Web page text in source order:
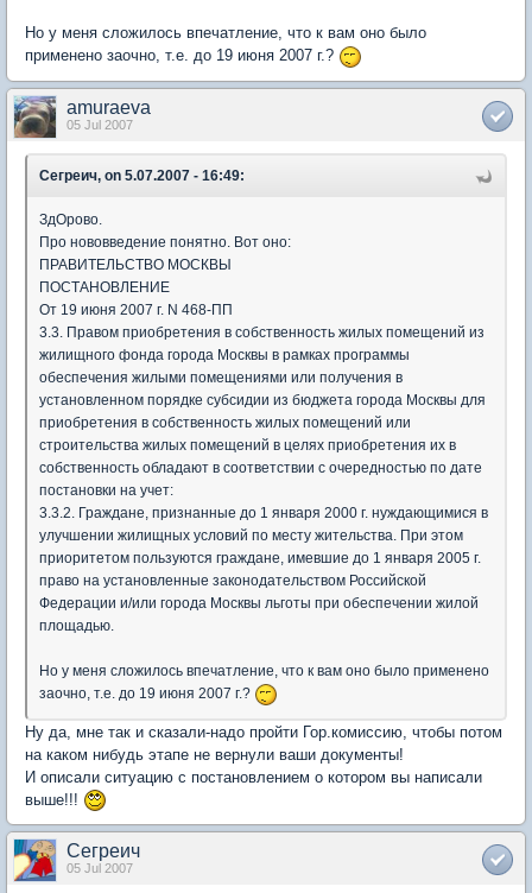
Но у меня сложилось впечатление, что к вам оно было
применено заочно, т.е. до 19 июня 2007 г.?
amuraeva
05 Jul 2007
Сегреич, on 5.07.2007 - 16:49:
ЗдОрово.
Про нововведение понятно. Вот оно:
ПРАВИТЕЛЬСТВО МОСКВЫ
ПОСТАНОВЛЕНИЕ
От 19 июня 2007 г. N 468-ПП
3.3. Правом приобретения в собственность жилых помещений из
жилищного фонда города Москвы в рамках программы
обеспечения жилыми помещениями или получения в
установленном порядке субсидии из бюджета города Москвы для
приобретения в собственность жилых помещений или
строительства жилых помещений в целях приобретения их в
собственность обладают в соответствии с очередностью по дате
постановки на учет:
3.3.2. Граждане, признанные до 1 января 2000 г. нуждающимися в
улучшении жилищных условий по месту жительства. При этом
приоритетом пользуются граждане, имевшие до 1 января 2005 г.
право на установленные законодательством Российской
Федерации и/или города Москвы льготы при обеспечении жилой
площадью.
Но у меня сложилось впечатление, что к вам оно было применено
заочно, т.е. до 19 июня 2007 г.?
Ну да, мне так и сказали-надо пройти Гор.комиссию, чтобы потом
на каком нибудь этапе не вернули ваши документы!
И описали ситуацию с постановлением о котором вы написали
выше!!!
Сегреич
05 Jul 2007